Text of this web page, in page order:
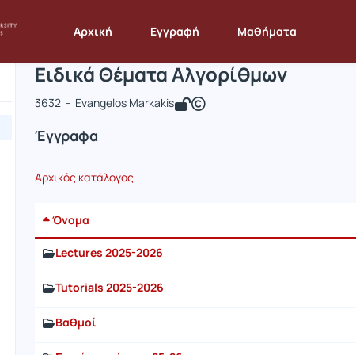
Αρχική Εγγραφή Μαθήματα
Αρχική Σελίδα Ειδικά Θέματα Αλγορίθμων
Μάθημα : Ειδικά Θέματα Αλγορίθμων
Κωδικός : INF171
Ειδικά Θέματα Αλγορίθμων
3632 - Evangelos Markakis
Έγγραφα
Αρχικός κατάλογος
Όνομα
Lectures 2025-2026
Tutorials 2025-2026
Βαθμοί